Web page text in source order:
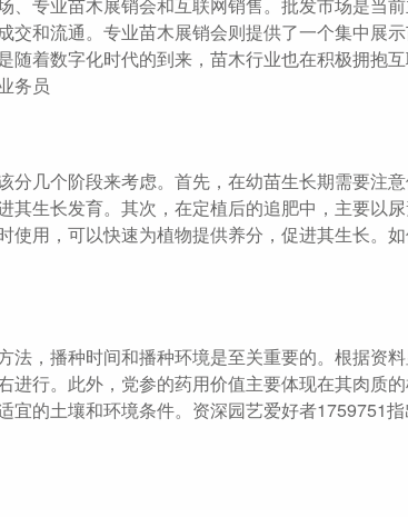
和流通。专业苗木展销会则提供了一个集中展
着数字化时代的到来，苗木行业也在积极拥抱
务员
几个阶段来考虑。首先，在幼苗生长期需要注
生长发育。其次，在定植后的追肥中，主要以尿
用，可以快速为植物提供养分，促进其生长。
，播种时间和播种环境是至关重要的。根据资
进行。此外，党参的药用价值主要体现在其肉质
宜的土壤和环境条件。资深园艺爱好者1759751